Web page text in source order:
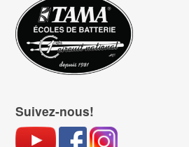
Suivez-nous!